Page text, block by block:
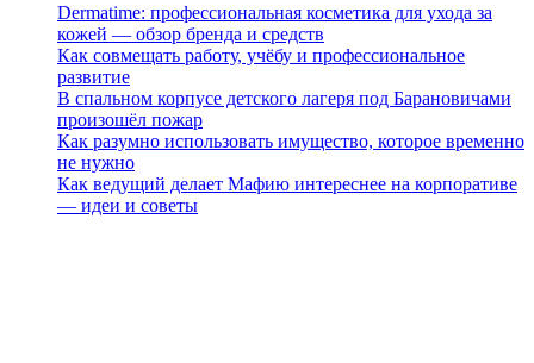
Dermatime: профессиональная косметика для ухода за
кожей — обзор бренда и средств
Как совмещать работу, учёбу и профессиональное
развитие
В спальном корпусе детского лагеря под Барановичами
произошёл пожар
Как разумно использовать имущество, которое временно
не нужно
Как ведущий делает Мафию интереснее на корпоративе
— идеи и советы